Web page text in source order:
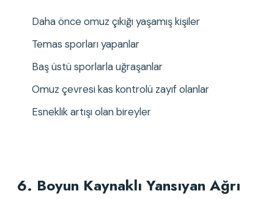
Daha önce omuz çıkığı yaşamış kişiler
Temas sporları yapanlar
Baş üstü sporlarla uğraşanlar
Omuz çevresi kas kontrolü zayıf olanlar
Esneklik artışı olan bireyler
6. Boyun Kaynaklı Yansıyan Ağrı